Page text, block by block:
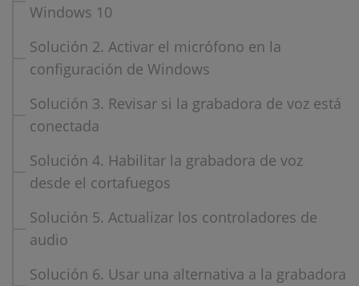
Windows 10
Solución 2. Activar el micrófono en la
configuración de Windows
Solución 3. Revisar si la grabadora de voz está
conectada
Solución 4. Habilitar la grabadora de voz
desde el cortafuegos
Solución 5. Actualizar los controladores de
audio
Solución 6. Usar una alternativa a la grabadora